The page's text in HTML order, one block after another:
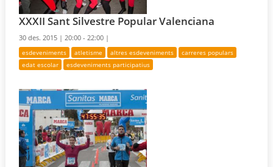
XXXII Sant Silvestre Popular Valenciana
30 des. 2015 |20:00 - 22:00 |
esdeveniments atletisme altres esdeveniments
carreres populars
edat escolar
esdeveniments participatius